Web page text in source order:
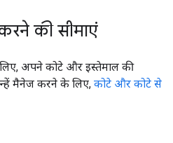
की सीमाएं
अपने कोटे और इस्तेमाल की
मैनेज करने के लिए, कोटे और कोटे से